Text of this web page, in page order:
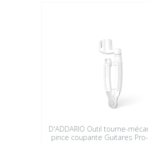
D'ADDARIO Outil tourne-
pince coupante Guitares